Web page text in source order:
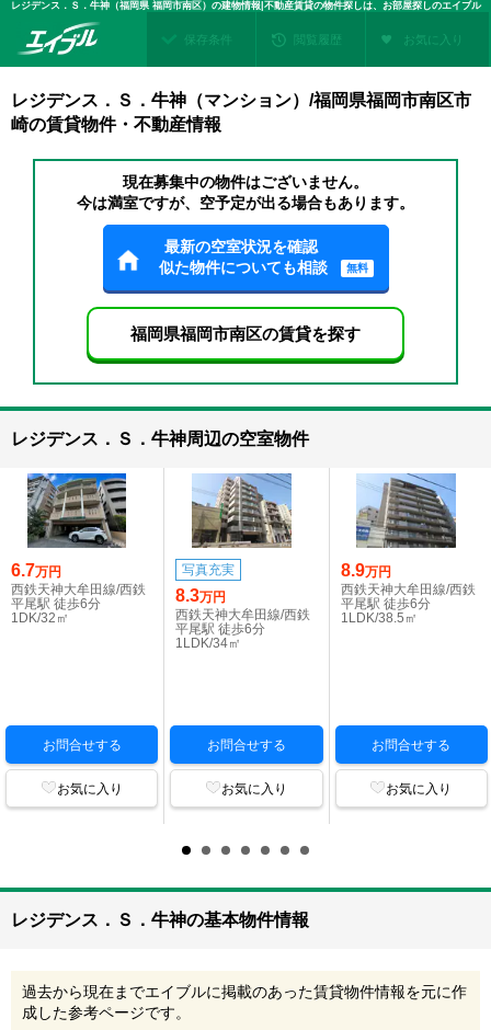
レジデンス．Ｓ．牛神（福岡県 福岡市南区）の建物情報|不動産賃貸の物件探しは、お部屋探しのエイブル
保存条件 閲覧履歴 お気に入り
レジデンス．Ｓ．牛神（マンション）/福岡県福岡市南区市
崎の賃貸物件・不動産情報
現在募集中の物件はございません。
今は満室ですが、空予定が出る場合もあります。
最新の空室状況を確認
似た物件についても相談
無料
福岡県福岡市南区の賃貸を探す
レジデンス．Ｓ．牛神周辺の空室物件
6.7万円
西鉄天神大牟田線/西鉄
平尾駅 徒歩6分
1DK/32㎡
お問合せする
お気に入り
写真充実
8.3万円
西鉄天神大牟田線/西鉄
平尾駅 徒歩6分
1LDK/34㎡
お問合せする
お気に入り
8.9万円
西鉄天神大牟田線/西鉄
平尾駅 徒歩6分
1LDK/38.5㎡
お問合せする
お気に入り
レジデンス．Ｓ．牛神の基本物件情報
過去から現在までエイブルに掲載のあった賃貸物件情報を元に作
成した参考ページです。